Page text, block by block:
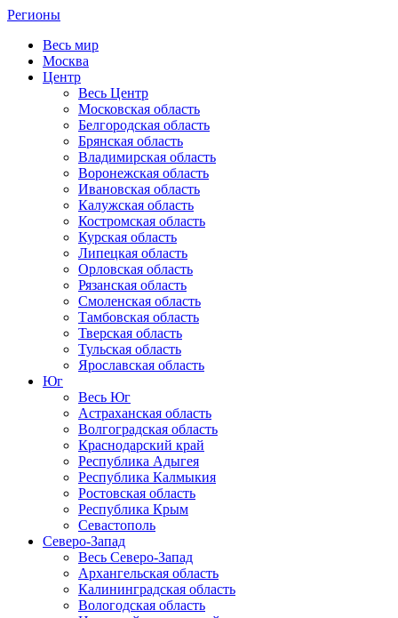
Регионы
Весь мир
Москва
Центр
Весь Центр
Московская область
Белгородская область
Брянская область
Владимирская область
Воронежская область
Ивановская область
Калужская область
Костромская область
Курская область
Липецкая область
Орловская область
Рязанская область
Смоленская область
Тамбовская область
Тверская область
Тульская область
Ярославская область
Юг
Весь Юг
Астраханская область
Волгоградская область
Краснодарский край
Республика Адыгея
Республика Калмыкия
Ростовская область
Республика Крым
Севастополь
Северо-Запад
Весь Северо-Запад
Архангельская область
Калининградская область
Вологодская область